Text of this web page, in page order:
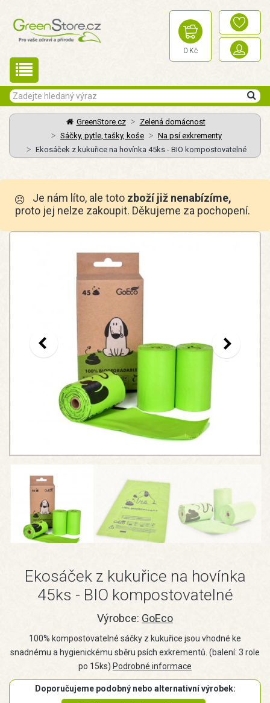
0 Kč
GreenStore.cz
Zelená domácnost
Sáčky, pytle, tašky, koše
Na psí exkrementy
Ekosáček z kukuřice na hovínka 45ks - BIO kompostovatelné
Je nám líto, ale toto zboží již nenabízíme,
proto jej nelze zakoupit. Děkujeme za pochopení.
Ekosáček z kukuřice na hovínka
45ks - BIO kompostovatelné
Výrobce: GoEco
100% kompostovatelné sáčky z kukuřice jsou vhodné ke
snadnému a hygienickému sběru psích exkrementů. (balení: 3 role
po 15ks) Podrobné informace
Doporučujeme podobný nebo alternativní výrobek: